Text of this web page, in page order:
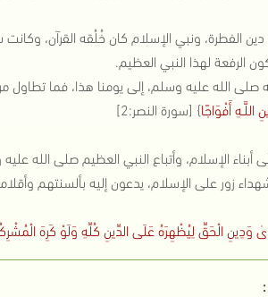
الفطرة، ونبي الإسلام كان خُلُقه القرآن، وكانت
الرفعة لهذا النبي العظيم.
الله عليه وسلم، إلى يومنا هذا، فما تطاول
أَفْوَاجًا} [سورة النصر:2]
أبناء الإسلام، وأتباع النبي العظيم صلى
شهداء زور على الإسلام، يدعون إليه بألسنتهم
وَدِينِ الْحَقِّ لِيُظْهِرَهُ عَلَى الدِّينِ كُلِّهِ وَلَوْ كَرِهَ